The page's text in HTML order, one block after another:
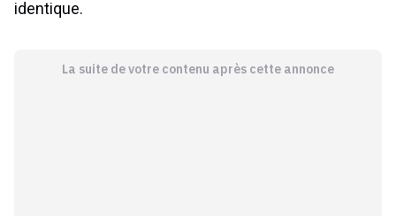
identique.
La suite de votre contenu après cette annonce